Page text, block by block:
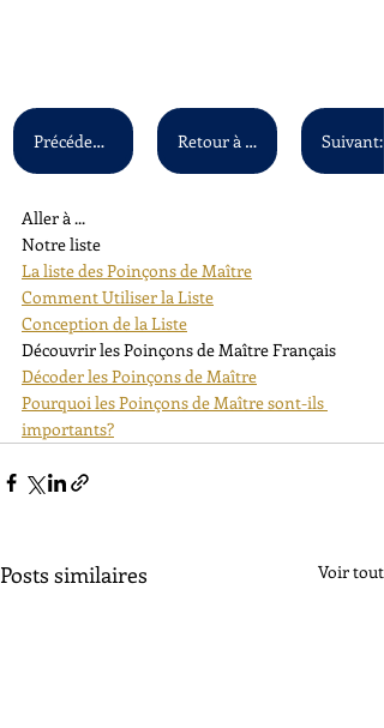
Précédent: F A - F Z Retour à la liste principale
Aller à ...
Notre liste
La liste des Poinçons de Maître
Comment Utiliser la Liste
Conception de la Liste
Découvrir les Poinçons de Maître Français
Décoder les Poinçons de Maître
Pourquoi les Poinçons de Maître sont-ils
importants?
Posts similaires Voir tout